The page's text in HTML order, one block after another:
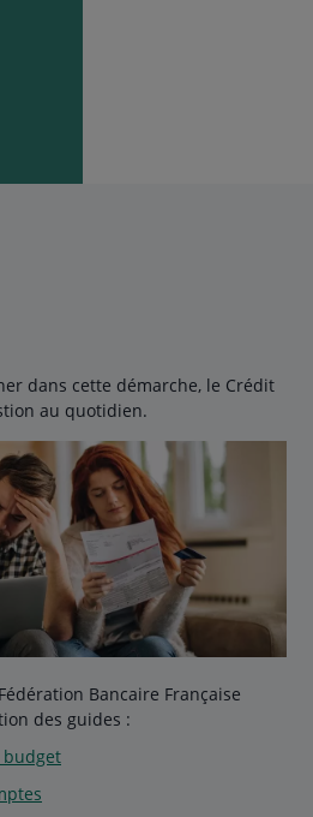
dans cette démarche, le Crédit
au quotidien.
Bancaire Française
des guides :